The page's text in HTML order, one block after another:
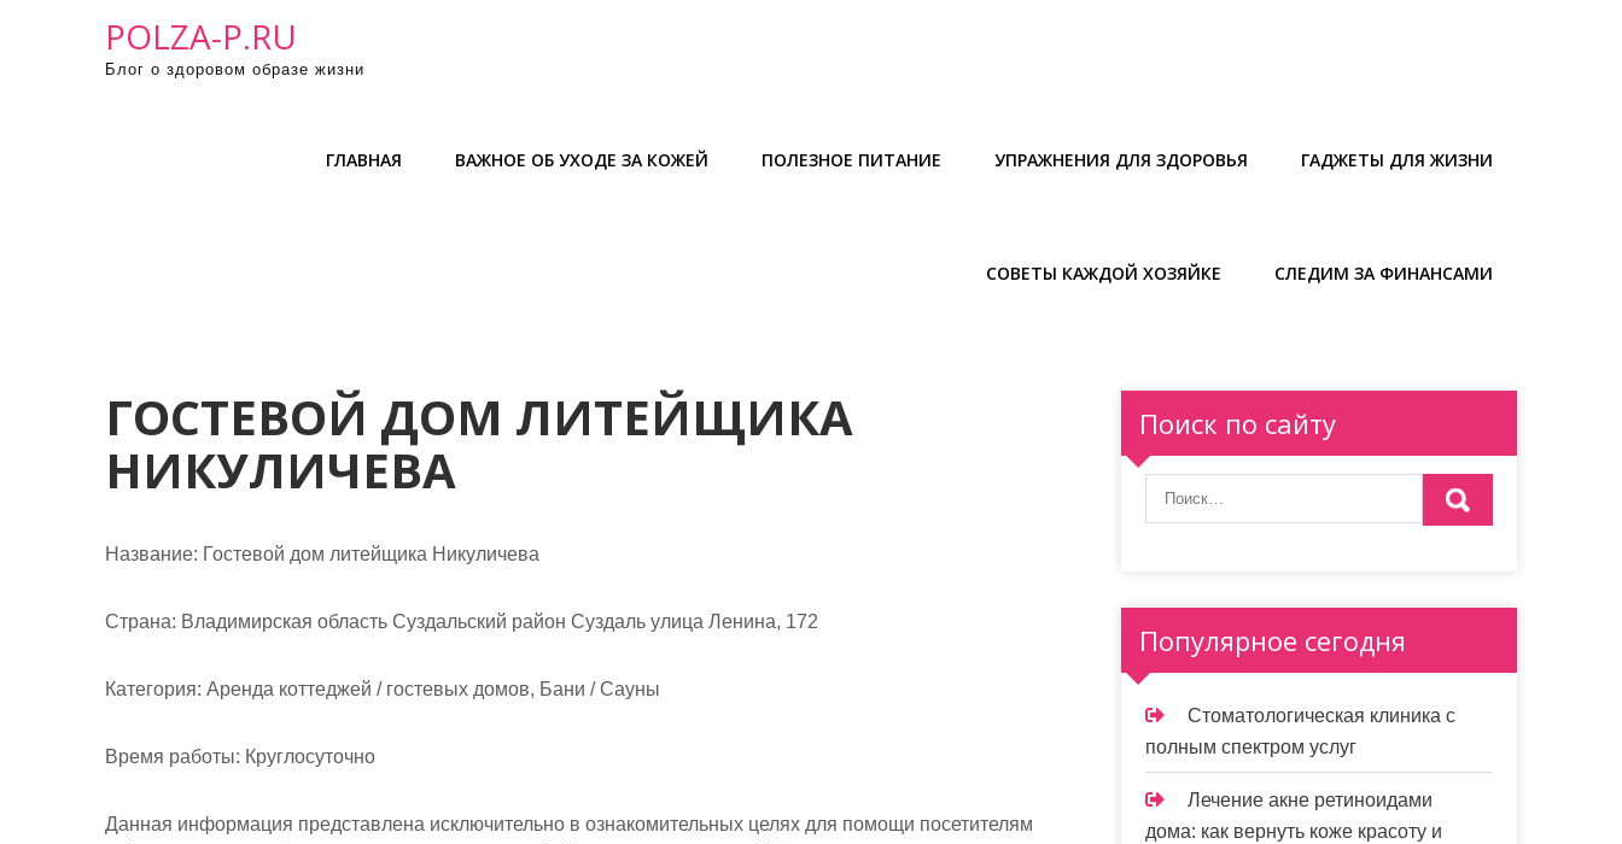
POLZA-P.RU
Блог о здоровом образе жизни
ГЛАВНАЯ ВАЖНОЕ ОБ УХОДЕ ЗА КОЖЕЙ ПОЛЕЗНОЕ ПИТАНИЕ УПРАЖНЕНИЯ ДЛЯ ЗДОРОВЬЯ ГАДЖЕТЫ ДЛЯ ЖИЗНИ
СОВЕТЫ КАЖДОЙ ХОЗЯЙКЕ СЛЕДИМ ЗА ФИНАНСАМИ
ГОСТЕВОЙ ДОМ ЛИТЕЙЩИКА
НИКУЛИЧЕВА
Название: Гостевой дом литейщика Никуличева
Страна: Владимирская область Суздальский район Суздаль улица Ленина, 172
Категория: Аренда коттеджей / гостевых домов, Бани / Сауны
Время работы: Круглосуточно
Данная информация представлена исключительно в ознакомительных целях для помощи посетителям
Поиск по сайту
Популярное сегодня
Стоматологическая клиника с
полным спектром услуг
Лечение акне ретиноидами
дома: как вернуть коже красоту и